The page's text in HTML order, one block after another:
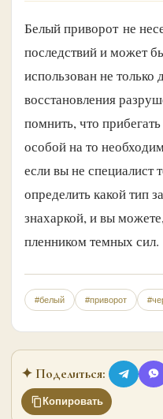
Белый приворот не
последствий и может
использован не только
восстановления
помнить, что
особой на то
если вы не специалист
определить какой тип
знахаркой, и вы
пленником темных сил.
#белый #приворот
✦ Поделиться:
Копировать